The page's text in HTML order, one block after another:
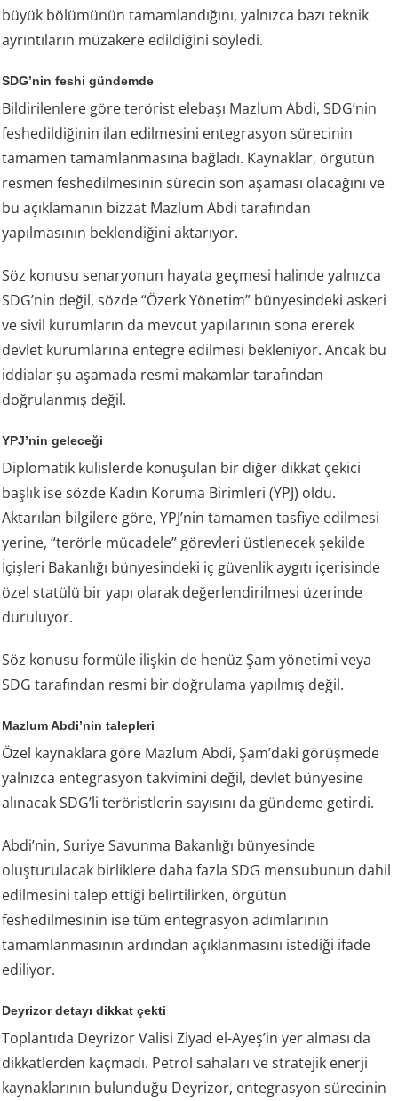
büyük bölümünün tamamlandığını, yalnızca bazı teknik
ayrıntıların müzakere edildiğini söyledi.
SDG’nin feshi gündemde
Bildirilenlere göre terörist elebaşı Mazlum Abdi, SDG’nin
feshedildiğinin ilan edilmesini entegrasyon sürecinin
tamamen tamamlanmasına bağladı. Kaynaklar, örgütün
resmen feshedilmesinin sürecin son aşaması olacağını ve
bu açıklamanın bizzat Mazlum Abdi tarafından
yapılmasının beklendiğini aktarıyor.
Söz konusu senaryonun hayata geçmesi halinde yalnızca
SDG’nin değil, sözde “Özerk Yönetim” bünyesindeki askeri
ve sivil kurumların da mevcut yapılarının sona ererek
devlet kurumlarına entegre edilmesi bekleniyor. Ancak bu
iddialar şu aşamada resmi makamlar tarafından
doğrulanmış değil.
YPJ’nin geleceği
Diplomatik kulislerde konuşulan bir diğer dikkat çekici
başlık ise sözde Kadın Koruma Birimleri (YPJ) oldu.
Aktarılan bilgilere göre, YPJ’nin tamamen tasfiye edilmesi
yerine, “terörle mücadele” görevleri üstlenecek şekilde
İçişleri Bakanlığı bünyesindeki iç güvenlik aygıtı içerisinde
özel statülü bir yapı olarak değerlendirilmesi üzerinde
duruluyor.
Söz konusu formüle ilişkin de henüz Şam yönetimi veya
SDG tarafından resmi bir doğrulama yapılmış değil.
Mazlum Abdi’nin talepleri
Özel kaynaklara göre Mazlum Abdi, Şam’daki görüşmede
yalnızca entegrasyon takvimini değil, devlet bünyesine
alınacak SDG’li teröristlerin sayısını da gündeme getirdi.
Abdi’nin, Suriye Savunma Bakanlığı bünyesinde
oluşturulacak birliklere daha fazla SDG mensubunun dahil
edilmesini talep ettiği belirtilirken, örgütün
feshedilmesinin ise tüm entegrasyon adımlarının
tamamlanmasının ardından açıklanmasını istediği ifade
ediliyor.
Deyrizor detayı dikkat çekti
Toplantıda Deyrizor Valisi Ziyad el-Ayeş’in yer alması da
dikkatlerden kaçmadı. Petrol sahaları ve stratejik enerji
kaynaklarının bulunduğu Deyrizor, entegrasyon sürecinin